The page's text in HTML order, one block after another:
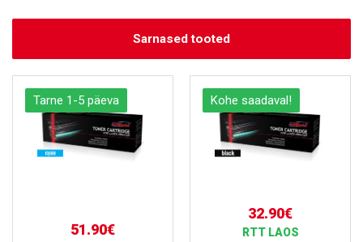
Sarnased tooted
Tarne 1-5 päeva
51.90€
Kohe saadaval!
32.90€
RTT LAOS